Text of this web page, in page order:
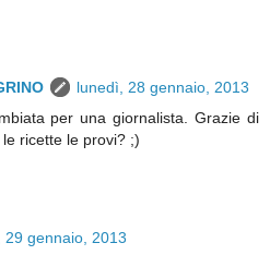
lunedì, 28 gennaio, 2013
per una giornalista. Grazie di
ricette le provi? ;)
29 gennaio, 2013